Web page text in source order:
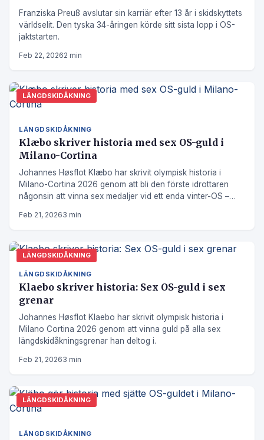
Franziska Preuß avslutar sin karriär efter 13 år i skidskyttets
världselit. Den tyska 34-åringen körde sitt sista lopp i OS-
jaktstarten.
Feb 22, 20262 min
LÄNGDSKIDÅKNING
LÄNGDSKIDÅKNING
Klæbo skriver historia med sex OS-guld i
Milano-Cortina
Johannes Høsflot Klæbo har skrivit olympisk historia i
Milano-Cortina 2026 genom att bli den förste idrottaren
någonsin att vinna sex medaljer vid ett enda vinter-OS –
Feb 21, 20263 min
LÄNGDSKIDÅKNING
LÄNGDSKIDÅKNING
Klaebo skriver historia: Sex OS-guld i sex
grenar
Johannes Høsflot Klaebo har skrivit olympisk historia i
Milano Cortina 2026 genom att vinna guld på alla sex
längdskidåkningsgrenar han deltog i.
Feb 21, 20263 min
LÄNGDSKIDÅKNING
LÄNGDSKIDÅKNING